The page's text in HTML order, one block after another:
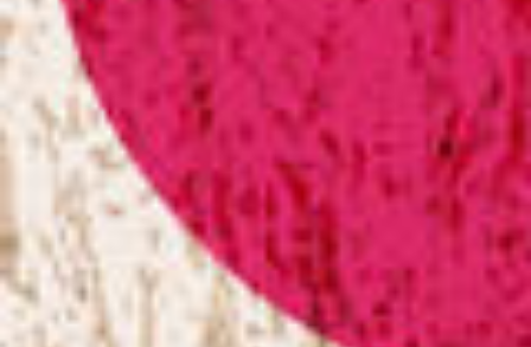
KEEK
Wijkfestival Hoograven
Muziek